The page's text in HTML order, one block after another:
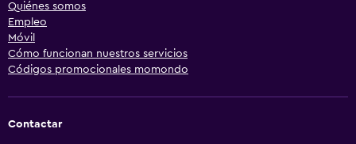
Quiénes somos
Empleo
Móvil
Cómo funcionan nuestros servicios
Códigos promocionales momondo
Contactar